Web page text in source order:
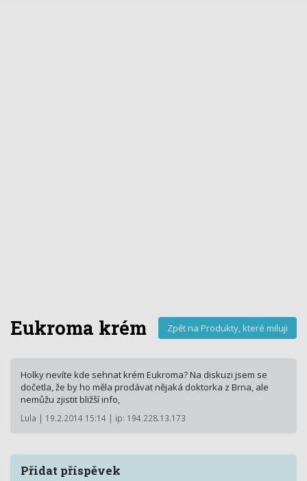
Zpět na Produkty, které miluji
Eukroma krém
Holky nevíte kde sehnat krém Eukroma? Na diskuzi jsem se
dočetla, že by ho měla prodávat nějaká doktorka z Brna, ale
nemůžu zjistit bližší info,
Lula | 19.2.2014 15:14 | ip: 194.228.13.173
Přidat příspěvek